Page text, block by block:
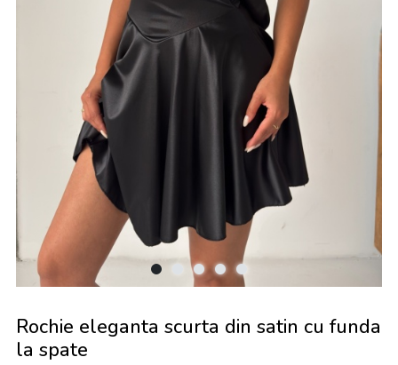
Rochie eleganta scurta din satin cu funda
la spate